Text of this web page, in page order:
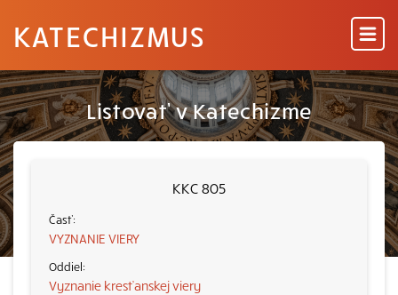
KATECHIZMUS
Listovať v Katechizme
KKC 805
VYZNANIE VIERY
Vyznanie kresťanskej viery